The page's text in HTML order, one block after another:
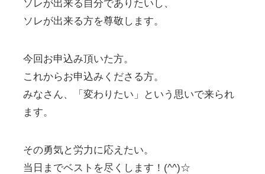
ソレが出来る自分でありたいし、
ソレが出来る方を尊敬します。
今回お申込み頂いた方。
これからお申込みくださる方。
みなさん、「変わりたい」という思いで来られ
ます。
その勇気と労力に応えたい。
当日までベストを尽くします！(^^)☆